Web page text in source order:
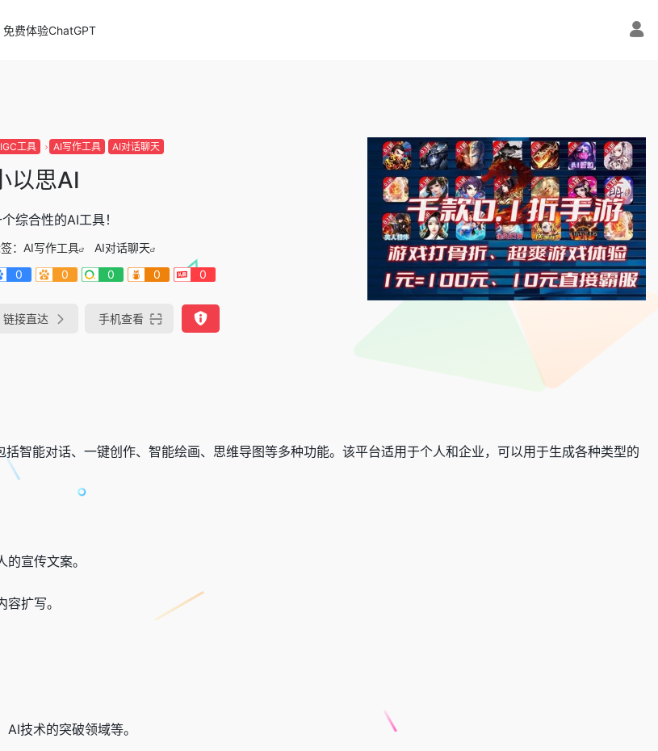
免费体验ChatGPT
工具 AI写作工具 AI对话聊天
以思AI
综合性的AI工具！
： AI写作工具
AI对话聊天
0
0 0 0 0
链接直达 手机查看
智能对话、一键创作、智能绘画、思维导图等多种功能。该平台适用于个人和企业，可以用于生成各种类型的
宣传文案。
扩写。
技术的突破领域等。